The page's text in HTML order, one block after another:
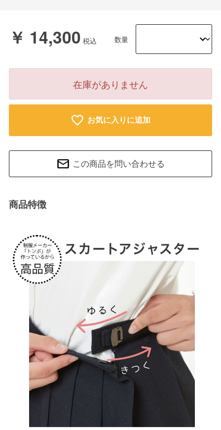
￥ 14,300 数量
在庫がありません
お気に入りに追加
この商品を問い合わせる
商品特徴